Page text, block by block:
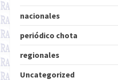
nacionales
periódico chota
regionales
Uncategorized